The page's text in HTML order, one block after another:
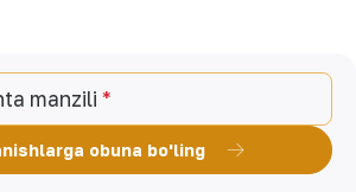
manzili
obuna bo'ling